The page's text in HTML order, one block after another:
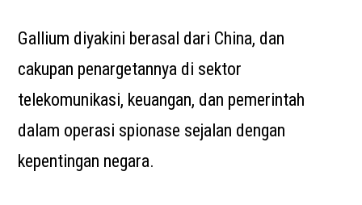
Gallium diyakini berasal dari China, dan
cakupan penargetannya di sektor
telekomunikasi, keuangan, dan pemerintah
dalam operasi spionase sejalan dengan
kepentingan negara.